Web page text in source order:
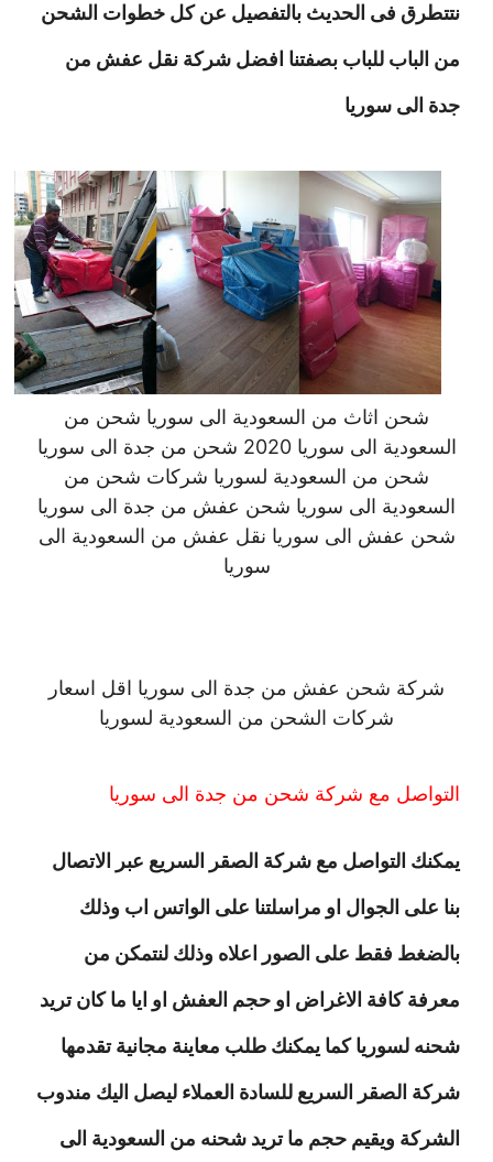
نتتطرق فى الحديث بالتفصيل عن كل خطوات الشحن
من الباب للباب بصفتنا افضل شركة نقل عفش من
جدة الى سوريا
شحن اثاث من السعودية الى سوريا شحن من
السعودية الى سوريا 2020 شحن من جدة الى سوريا
شحن من السعودية لسوريا شركات شحن من
السعودية الى سوريا شحن عفش من جدة الى سوريا
شحن عفش الى سوريا نقل عفش من السعودية الى
سوريا
شركة شحن عفش من جدة الى سوريا اقل اسعار
شركات الشحن من السعودية لسوريا
التواصل مع شركة شحن من جدة الى سوريا
يمكنك التواصل مع شركة الصقر السريع عبر الاتصال
بنا على الجوال او مراسلتنا على الواتس اب وذلك
بالضغط فقط على الصور اعلاه وذلك لنتمكن من
معرفة كافة الاغراض او حجم العفش او ايا ما كان تريد
شحنه لسوريا كما يمكنك طلب معاينة مجانية تقدمها
شركة الصقر السريع للسادة العملاء ليصل اليك مندوب
الشركة ويقيم حجم ما تريد شحنه من السعودية الى